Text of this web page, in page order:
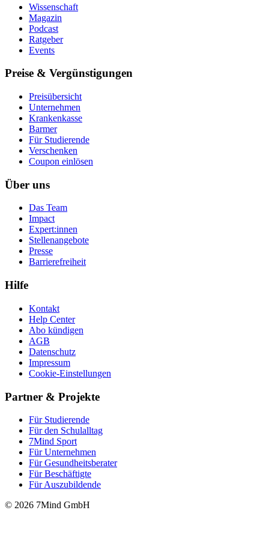
Wissenschaft
Magazin
Podcast
Ratgeber
Events
Preise & Vergünstigungen
Preisübersicht
Unternehmen
Krankenkasse
Barmer
Für Studierende
Ver­schen­ken
Coupon einlösen
Über uns
Das Team
Impact
Expert:innen
Stellenangebote
Presse
Barrierefreiheit
Hilfe
Kontakt
Help Center
Abo kündigen
AGB
Datenschutz
Impressum
Cookie-Einstellungen
Partner & Projekte
Für Stu­die­rende
Für den Schulalltag
7Mind Sport
Für Unter­neh­men
Für Gesund­heits­be­ra­ter
Für Beschäftigte
Für Auszubildende
© 2026 7Mind GmbH